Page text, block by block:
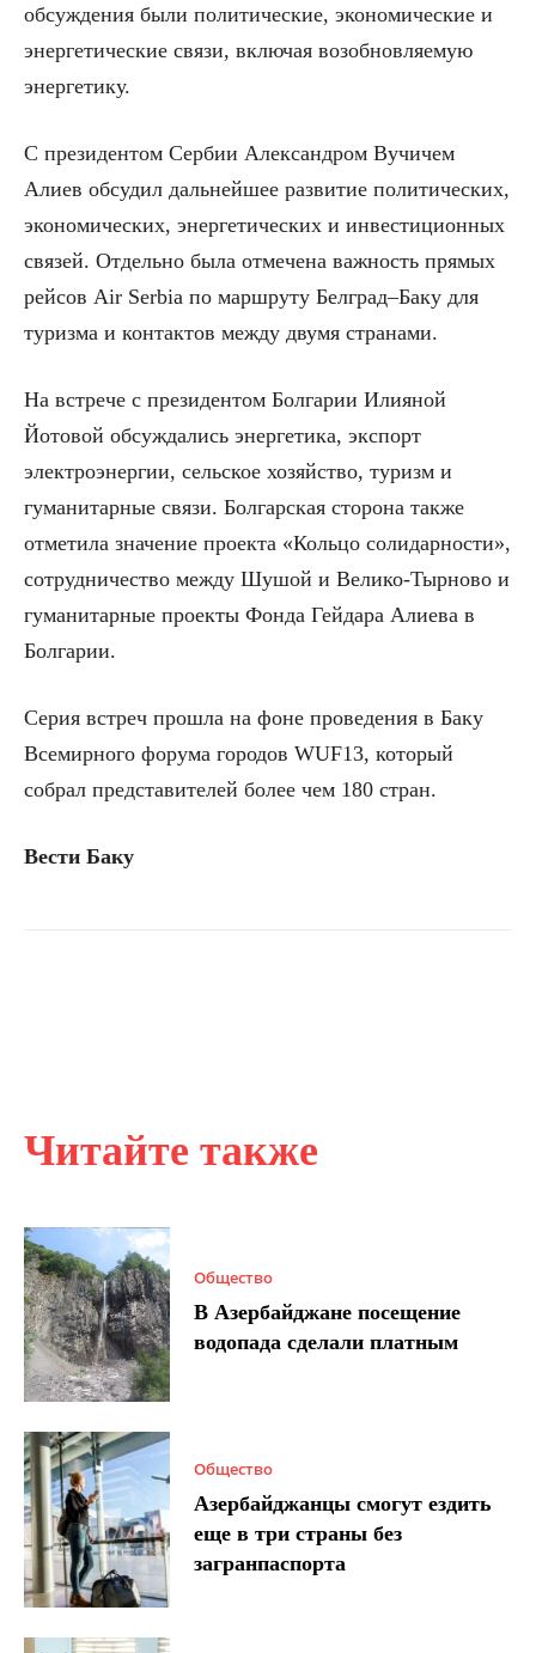
Читайте также
Общество
В Азербайджане посещение
водопада сделали платным
Общество
Азербайджанцы смогут ездить
еще в три страны без
загранпаспорта
обсуждения были политические, экономические и
энергетические связи, включая возобновляемую
энергетику.
С президентом Сербии Александром Вучичем
Алиев обсудил дальнейшее развитие политических,
экономических, энергетических и инвестиционных
связей. Отдельно была отмечена важность прямых
рейсов Air Serbia по маршруту Белград–Баку для
туризма и контактов между двумя странами.
На встрече с президентом Болгарии Илияной
Йотовой обсуждались энергетика, экспорт
электроэнергии, сельское хозяйство, туризм и
гуманитарные связи. Болгарская сторона также
отметила значение проекта «Кольцо солидарности»,
сотрудничество между Шушой и Велико-Тырново и
гуманитарные проекты Фонда Гейдара Алиева в
Болгарии.
Серия встреч прошла на фоне проведения в Баку
Всемирного форума городов WUF13, который
собрал представителей более чем 180 стран.
Вести Баку